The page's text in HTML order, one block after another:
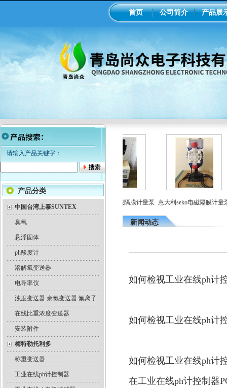
首页 公司简介 产品展
请输入产品关键字：
产品分类
中国台湾上泰SUNTEX
臭氧
悬浮固体
ph酸度计
溶解氧变送器
电导率仪
浊度变送器 余氯变送器 氟离子
在线比重浓度变送器
安装附件
梅特勒托利多
称重变送器
工业在线ph计控制器
工业在线ph/orp计变送器 美国米顿罗机械隔膜计量泵 意大利seko电磁隔膜计量泵
新闻动态
如何检视工业在线ph计
如何检视工业在线ph计
如何检视工业在线ph计
在工业在线ph计控制器